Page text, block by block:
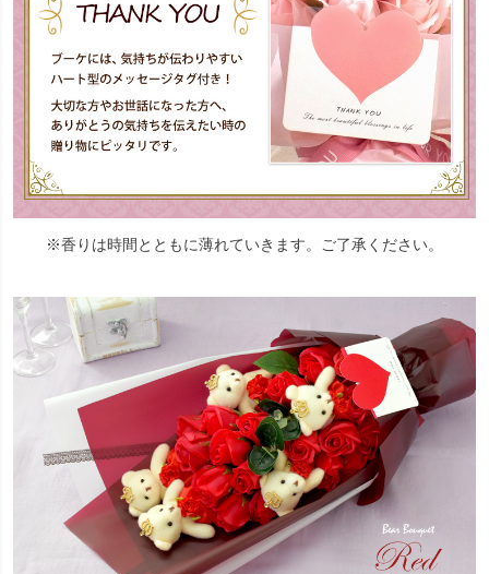
※香りは時間とともに薄れていきます。ご了承ください。